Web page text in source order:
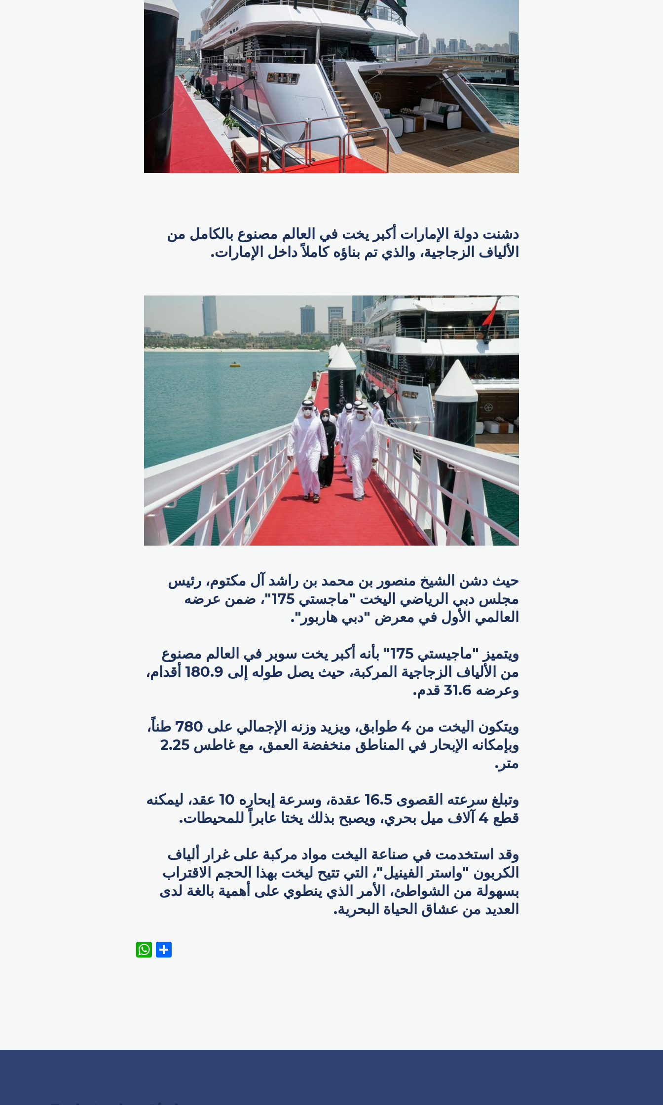
دشنت دولة الإمارات أكبر يخت في العالم مصنوع بالكامل من
الألياف الزجاجية، والذي تم بناؤه كاملاً داخل الإمارات.
حيث دشن الشيخ منصور بن محمد بن راشد آل مكتوم، رئيس
مجلس دبي الرياضي اليخت "ماجستي 175"، ضمن عرضه
العالمي الأول في معرض "دبي هاربور".
ويتميز "ماجيستي 175" بأنه أكبر يخت سوبر في العالم مصنوع
من الألياف الزجاجية المركبة، حيث يصل طوله إلى 180.9 أقدام،
وعرضه 31.6 قدم.
ويتكون اليخت من 4 طوابق، ويزيد وزنه الإجمالي على 780 طناً،
وبإمكانه الإبحار في المناطق منخفضة العمق، مع غاطس 2.25
متر.
وتبلغ سرعته القصوى 16.5 عقدة، وسرعة إبحاره 10 عقد، ليمكنه
قطع 4 آلاف ميل بحري، ويصبح بذلك يختا عابراً للمحيطات.
وقد استخدمت في صناعة اليخت مواد مركبة على غرار ألياف
الكربون "واستر الفينيل"، التي تتيح ليخت بهذا الحجم الاقتراب
بسهولة من الشواطئ، الأمر الذي ينطوي على أهمية بالغة لدى
العديد من عشاق الحياة البحرية.
WhatsApp